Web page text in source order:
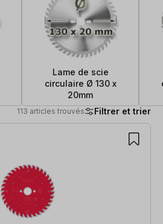
Lame de scie
circulaire Ø 130 x
20mm
113 articles trouvés Filtrer et trier